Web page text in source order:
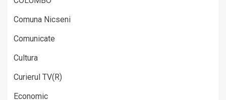
Comuna Nicseni
Comunicate
Cultura
Curierul TV(R)
Economic